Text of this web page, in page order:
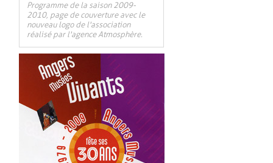
Programme de la saison 2009-
2010, page de couverture avec le
nouveau logo de l'association
réalisé par l'agence Atmosphère.